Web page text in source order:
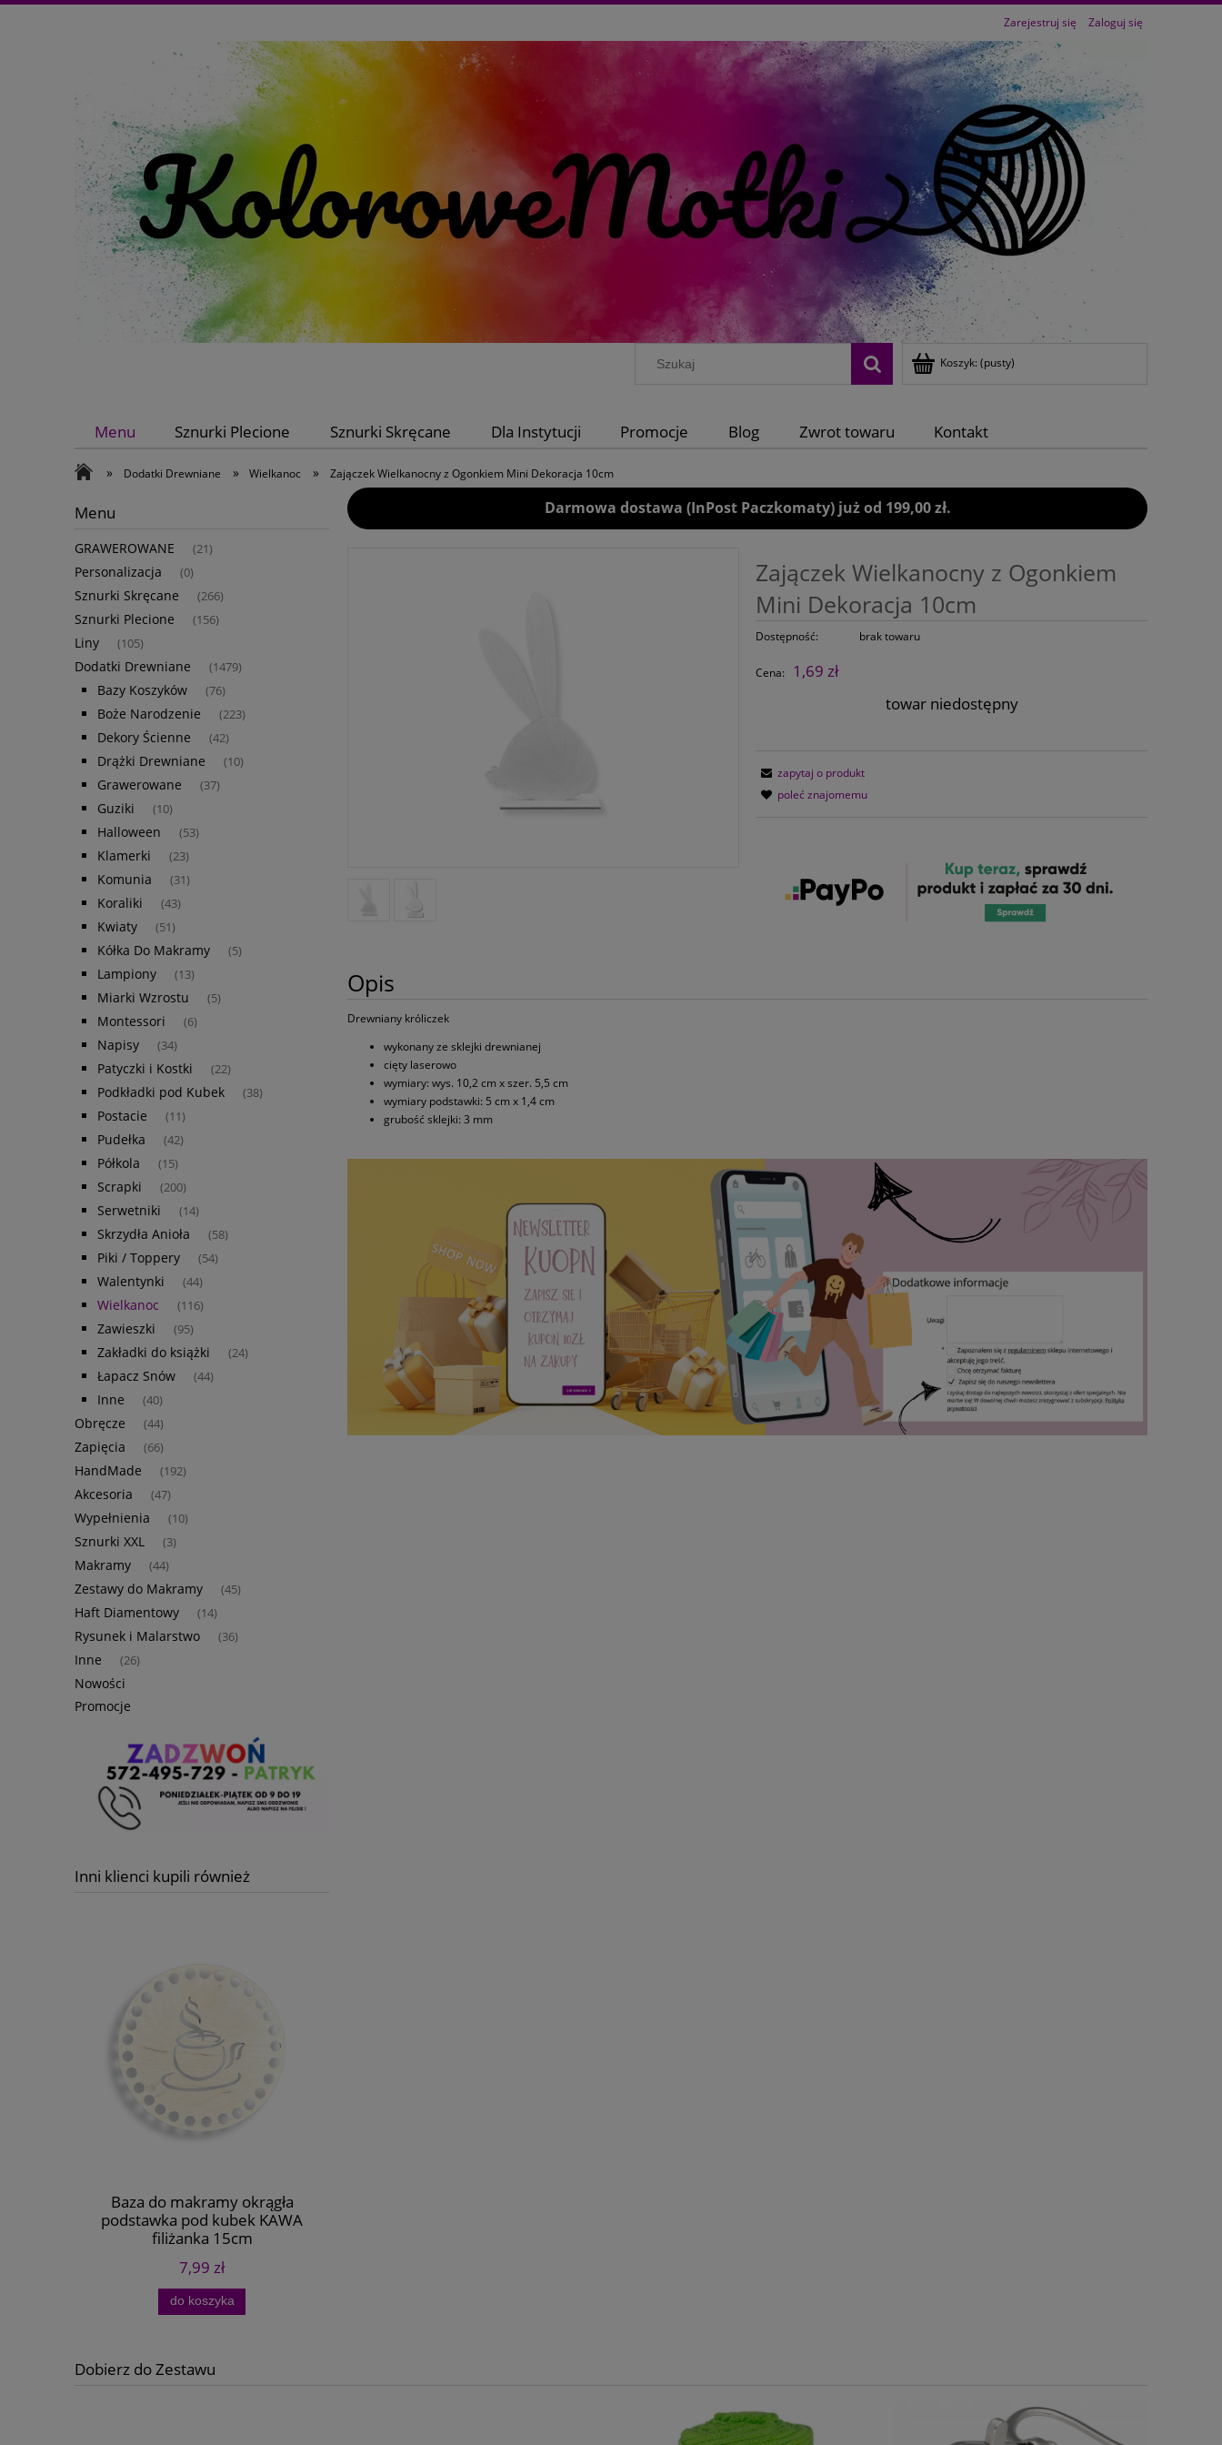
Zarejestruj się Zaloguj się
Koszyk: (pusty)
Menu Sznurki Plecione Sznurki Skręcane Dla Instytucji Promocje Blog Zwrot towaru Kontakt
» Dodatki Drewniane » Wielkanoc » Zajączek Wielkanocny z Ogonkiem Mini Dekoracja 10cm
Menu
GRAWEROWANE (21)
Personalizacja (0)
Sznurki Skręcane (266)
Sznurki Plecione (156)
Liny (105)
Dodatki Drewniane (1479)
Bazy Koszyków (76)
Boże Narodzenie (223)
Dekory Ścienne (42)
Drążki Drewniane (10)
Grawerowane (37)
Guziki (10)
Halloween (53)
Klamerki (23)
Komunia (31)
Koraliki (43)
Kwiaty (51)
Kółka Do Makramy (5)
Lampiony (13)
Miarki Wzrostu (5)
Montessori (6)
Napisy (34)
Patyczki i Kostki (22)
Podkładki pod Kubek (38)
Postacie (11)
Pudełka (42)
Półkola (15)
Scrapki (200)
Serwetniki (14)
Skrzydła Anioła (58)
Piki / Toppery (54)
Walentynki (44)
Wielkanoc (116)
Zawieszki (95)
Zakładki do książki (24)
Łapacz Snów (44)
Inne (40)
Obręcze (44)
Zapięcia (66)
HandMade (192)
Akcesoria (47)
Wypełnienia (10)
Sznurki XXL (3)
Makramy (44)
Zestawy do Makramy (45)
Haft Diamentowy (14)
Rysunek i Malarstwo (36)
Inne (26)
Nowości
Promocje
Inni klienci kupili również
Baza do makramy okrągła
podstawka pod kubek KAWA
filiżanka 15cm
7,99 zł
do koszyka
Darmowa dostawa (InPost Paczkomaty) już od 199,00 zł.
Zajączek Wielkanocny z Ogonkiem
Mini Dekoracja 10cm
Dostępność: brak towaru
Cena:
1,69 zł
towar niedostępny
zapytaj o produkt
poleć znajomemu
Opis
Drewniany króliczek
wykonany ze sklejki drewnianej
cięty laserowo
wymiary: wys. 10,2 cm x szer. 5,5 cm
wymiary podstawki: 5 cm x 1,4 cm
grubość sklejki: 3 mm
Dobierz do Zestawu